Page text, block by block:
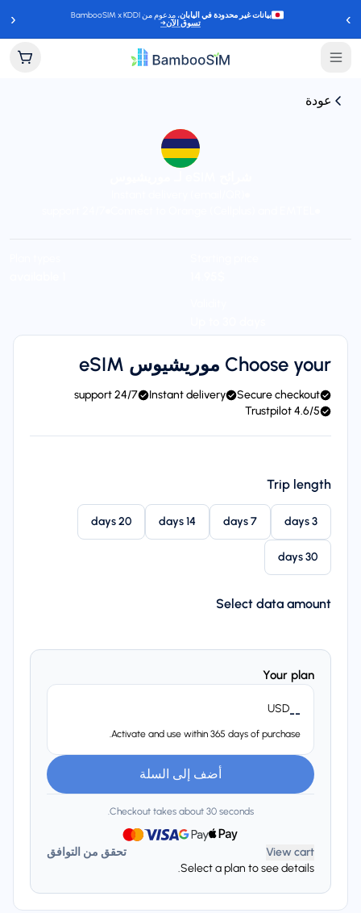
‹ بيانات غير محدودة في اليابان، مدعوم من BambooSIM x KDDI
تسوق الآن→ ›
عودة
Choose your موريشيوس eSIM
Secure checkout
Instant delivery
24/7 support
4.6/5 Trustpilot
Trip length
3 days
7 days
14 days
20 days
30 days
Select data amount
Your plan
--
USD
Activate and use within 365 days of purchase.
أضف إلى السلة
Checkout takes about 30 seconds.
View cart
تحقق من التوافق
Select a plan to see details.